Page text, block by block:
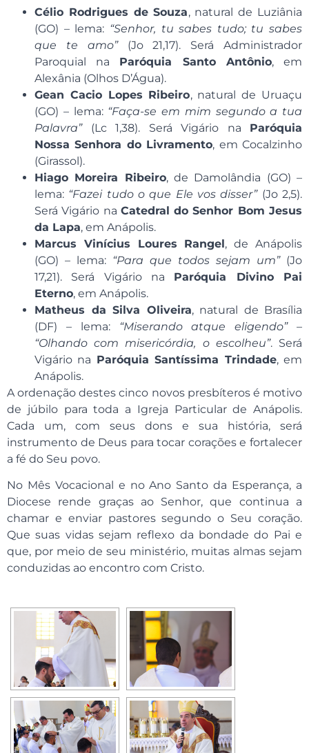
Célio Rodrigues de Souza, natural de Luziânia
(GO) – lema: “Senhor, tu sabes tudo; tu sabes
que te amo”(Jo 21,17). Será Administrador
Paroquial na Paróquia Santo Antônio, em
Alexânia (Olhos D’Água).
Gean Cacio Lopes Ribeiro, natural de Uruaçu
(GO) – lema: “Faça-se em mim segundo a tua
Palavra”(Lc 1,38). Será Vigário na Paróquia
Nossa Senhora do Livramento, em Cocalzinho
(Girassol).
Hiago Moreira Ribeiro, de Damolândia (GO) –
lema: “Fazei tudo o que Ele vos disser”(Jo 2,5).
Será Vigário na Catedral do Senhor Bom Jesus
da Lapa, em Anápolis.
Marcus Vinícius Loures Rangel, de Anápolis
(GO) – lema: “Para que todos sejam um”(Jo
17,21). Será Vigário na Paróquia Divino Pai
Eterno, em Anápolis.
Matheus da Silva Oliveira, natural de Brasília
(DF) – lema: “Miserando atque eligendo”–
“Olhando com misericórdia, o escolheu”. Será
Vigário na Paróquia Santíssima Trindade, em
Anápolis.
A ordenação destes cinco novos presbíteros é motivo
de júbilo para toda a Igreja Particular de Anápolis.
Cada um, com seus dons e sua história, será
instrumento de Deus para tocar corações e fortalecer
a fé do Seu povo.
No Mês Vocacional e no Ano Santo da Esperança, a
Diocese rende graças ao Senhor, que continua a
chamar e enviar pastores segundo o Seu coração.
Que suas vidas sejam reflexo da bondade do Pai e
que, por meio de seu ministério, muitas almas sejam
conduzidas ao encontro com Cristo.